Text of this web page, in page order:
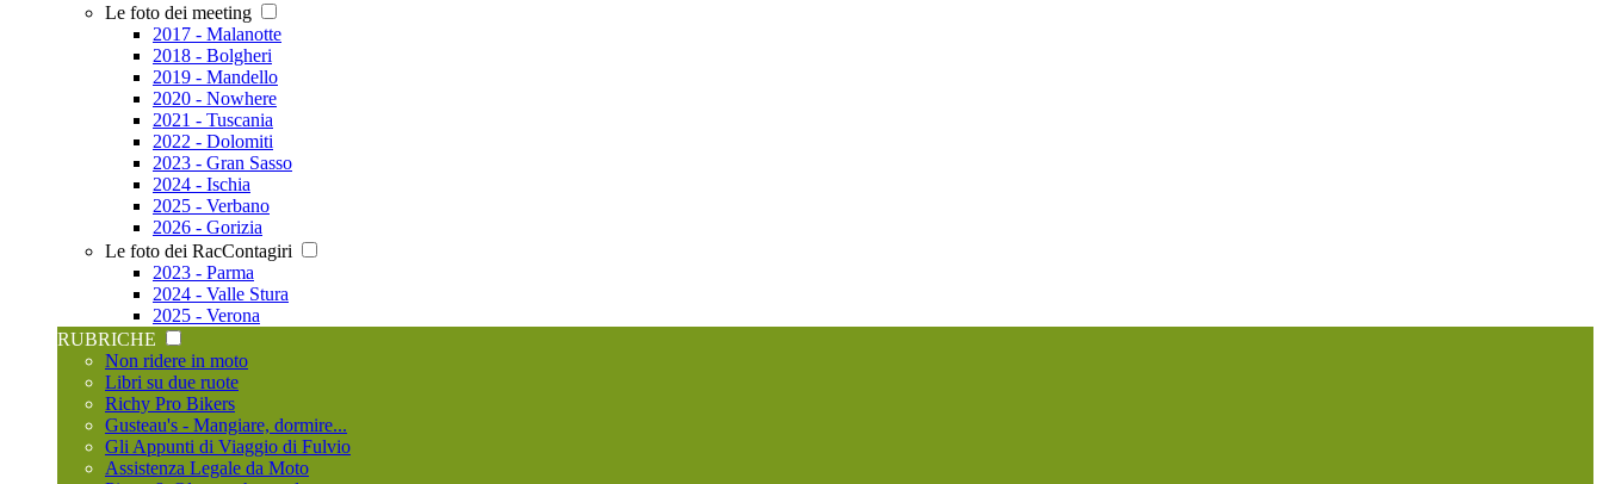
Le foto dei meeting
2017 - Malanotte
2018 - Bolgheri
2019 - Mandello
2020 - Nowhere
2021 - Tuscania
2022 - Dolomiti
2023 - Gran Sasso
2024 - Ischia
2025 - Verbano
2026 - Gorizia
Le foto dei RacContagiri
2023 - Parma
2024 - Valle Stura
2025 - Verona
RUBRICHE
Non ridere in moto
Libri su due ruote
Richy Pro Bikers
Gusteau's - Mangiare, dormire...
Gli Appunti di Viaggio di Fulvio
Assistenza Legale da Moto